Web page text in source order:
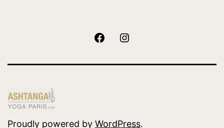
Facebook
Proudly powered by WordPress.